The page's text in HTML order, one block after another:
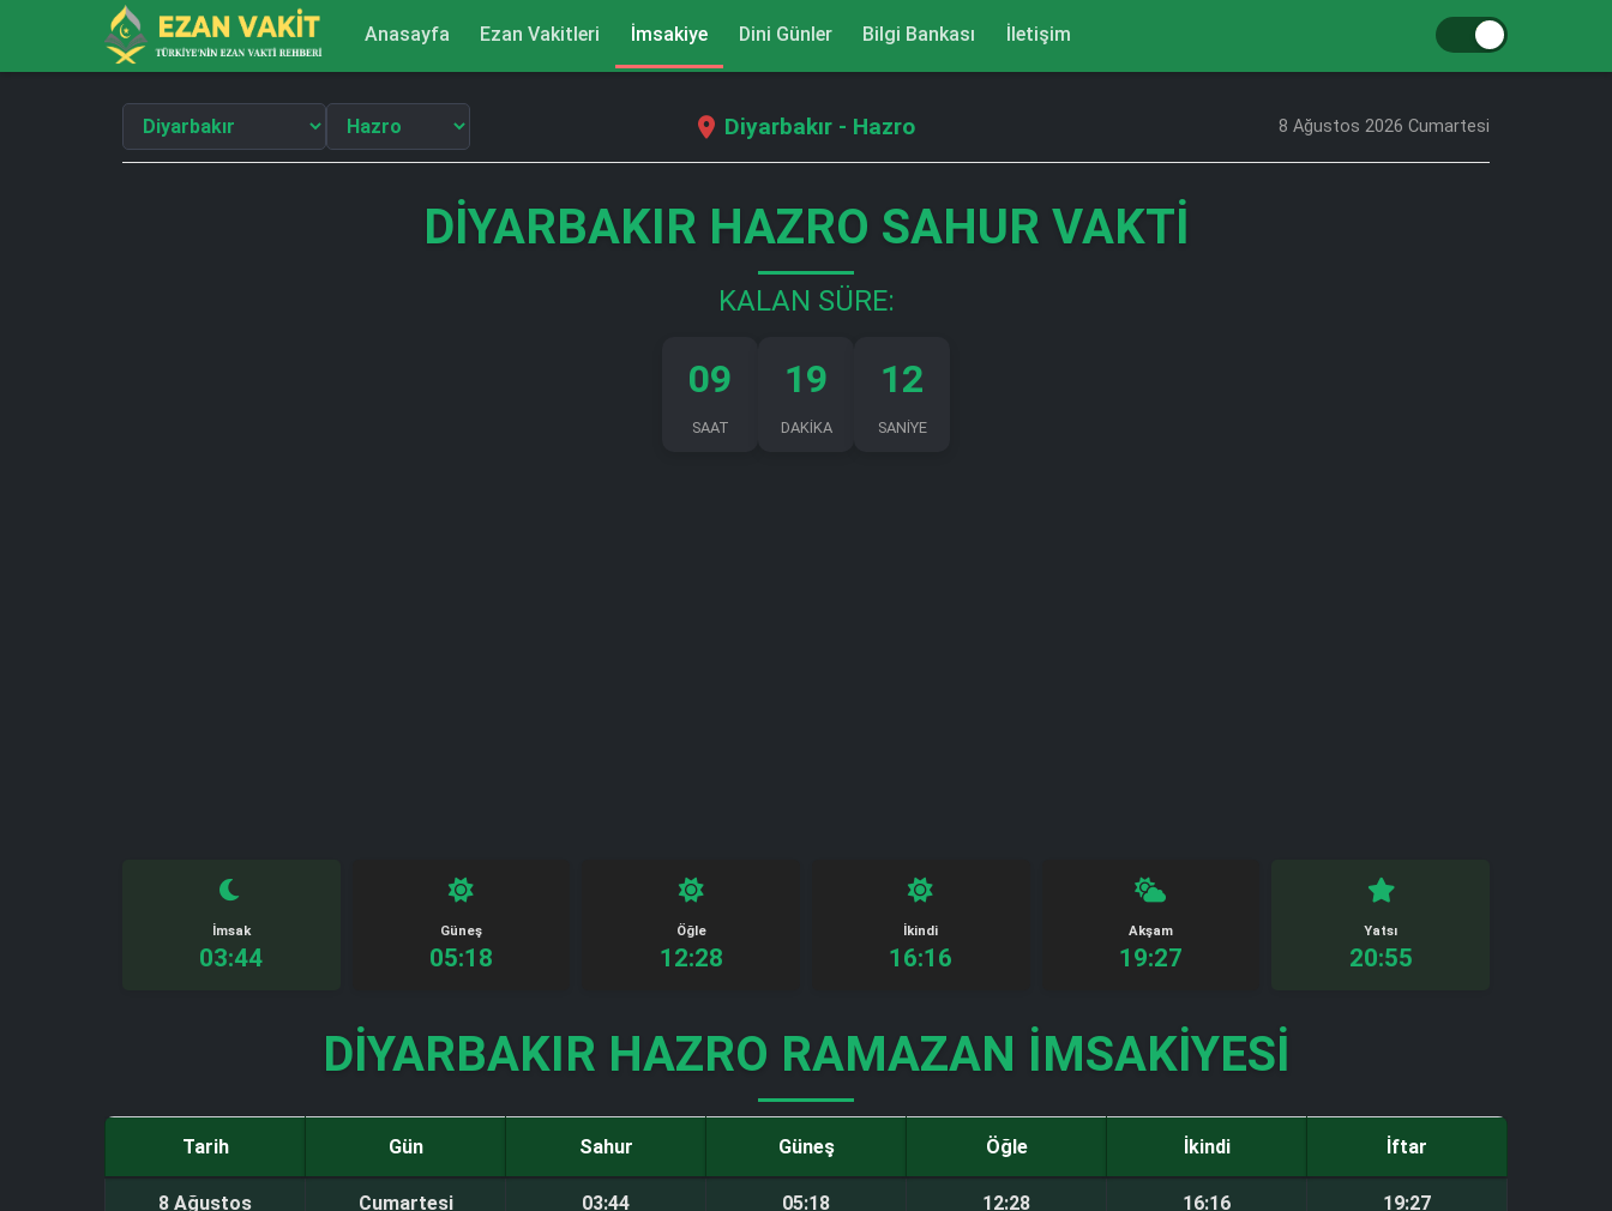
Anasayfa Ezan Vakitleri İmsakiye Dini Günler Bilgi Bankası İletişim
Diyarbakır - Hazro 8 Ağustos 2026 Cumartesi
DIYARBAKIR HAZRO SAHUR VAKTI
KALAN SÜRE:
09
SAAT
19
DAKİKA
12
SANİYE
İmsak
03:44
Güneş
05:18
Öğle
12:28
İkindi
16:16
Akşam
19:27
Yatsı
20:55
DIYARBAKIR HAZRO RAMAZAN İMSAKIYESI
Tarih Gün Sahur Güneş Öğle İkindi İftar
8 Ağustos Cumartesi 03:44 05:18 12:28 16:16 19:27